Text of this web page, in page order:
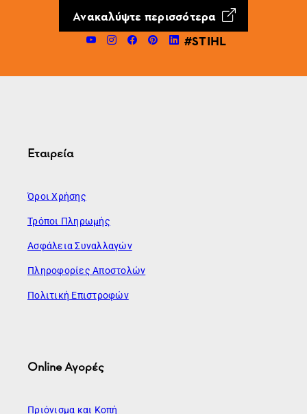
Ανακαλύψτε περισσότερα
#STIHL
Εταιρεία
Όροι Χρήσης
Τρόποι Πληρωμής
Ασφάλεια Συναλλαγών
Πληροφορίες Αποστολών
Πολιτική Επιστροφών
Online Αγορές
Πριόνισμα και Κοπή